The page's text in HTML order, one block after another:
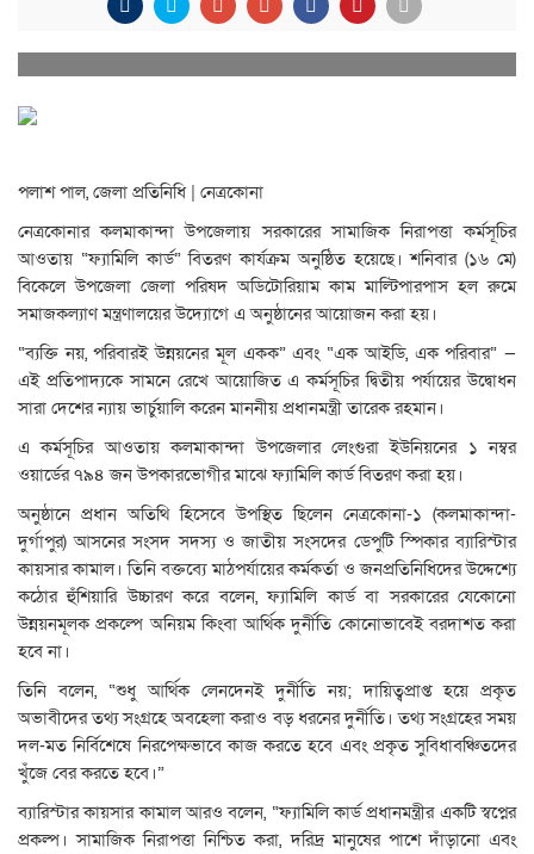
পলাশ পাল, জেলা প্রতিনিধি | নেত্রকোনা
নেত্রকোনার কলমাকান্দা উপজেলায় সরকারের সামাজিক নিরাপত্তা কর্মসূচির
আওতায় “ফ্যামিলি কার্ড” বিতরণ কার্যক্রম অনুষ্ঠিত হয়েছে। শনিবার (১৬ মে)
বিকেলে উপজেলা জেলা পরিষদ অডিটোরিয়াম কাম মাল্টিপারপাস হল রুমে
সমাজকল্যাণ মন্ত্রণালয়ের উদ্যোগে এ অনুষ্ঠানের আয়োজন করা হয়।
“ব্যক্তি নয়, পরিবারই উন্নয়নের মূল একক” এবং “এক আইডি, এক পরিবার” —
এই প্রতিপাদ্যকে সামনে রেখে আয়োজিত এ কর্মসূচির দ্বিতীয় পর্যায়ের উদ্বোধন
সারা দেশের ন্যায় ভার্চুয়ালি করেন মাননীয় প্রধানমন্ত্রী তারেক রহমান।
এ কর্মসূচির আওতায় কলমাকান্দা উপজেলার লেংগুরা ইউনিয়নের ১ নম্বর
ওয়ার্ডের ৭৯৪ জন উপকারভোগীর মাঝে ফ্যামিলি কার্ড বিতরণ করা হয়।
অনুষ্ঠানে প্রধান অতিথি হিসেবে উপস্থিত ছিলেন নেত্রকোনা-১ (কলমাকান্দা-
দুর্গাপুর) আসনের সংসদ সদস্য ও জাতীয় সংসদের ডেপুটি স্পিকার ব্যারিস্টার
কায়সার কামাল। তিনি বক্তব্যে মাঠপর্যায়ের কর্মকর্তা ও জনপ্রতিনিধিদের উদ্দেশ্যে
কঠোর হুঁশিয়ারি উচ্চারণ করে বলেন, ফ্যামিলি কার্ড বা সরকারের যেকোনো
উন্নয়নমূলক প্রকল্পে অনিয়ম কিংবা আর্থিক দুর্নীতি কোনোভাবেই বরদাশত করা
হবে না।
তিনি বলেন, “শুধু আর্থিক লেনদেনই দুর্নীতি নয়; দায়িত্বপ্রাপ্ত হয়ে প্রকৃত
অভাবীদের তথ্য সংগ্রহে অবহেলা করাও বড় ধরনের দুর্নীতি। তথ্য সংগ্রহের সময়
দল-মত নির্বিশেষে নিরপেক্ষভাবে কাজ করতে হবে এবং প্রকৃত সুবিধাবঞ্চিতদের
খুঁজে বের করতে হবে।”
ব্যারিস্টার কায়সার কামাল আরও বলেন, “ফ্যামিলি কার্ড প্রধানমন্ত্রীর একটি স্বপ্নের
প্রকল্প। সামাজিক নিরাপত্তা নিশ্চিত করা, দরিদ্র মানুষের পাশে দাঁড়ানো এবং